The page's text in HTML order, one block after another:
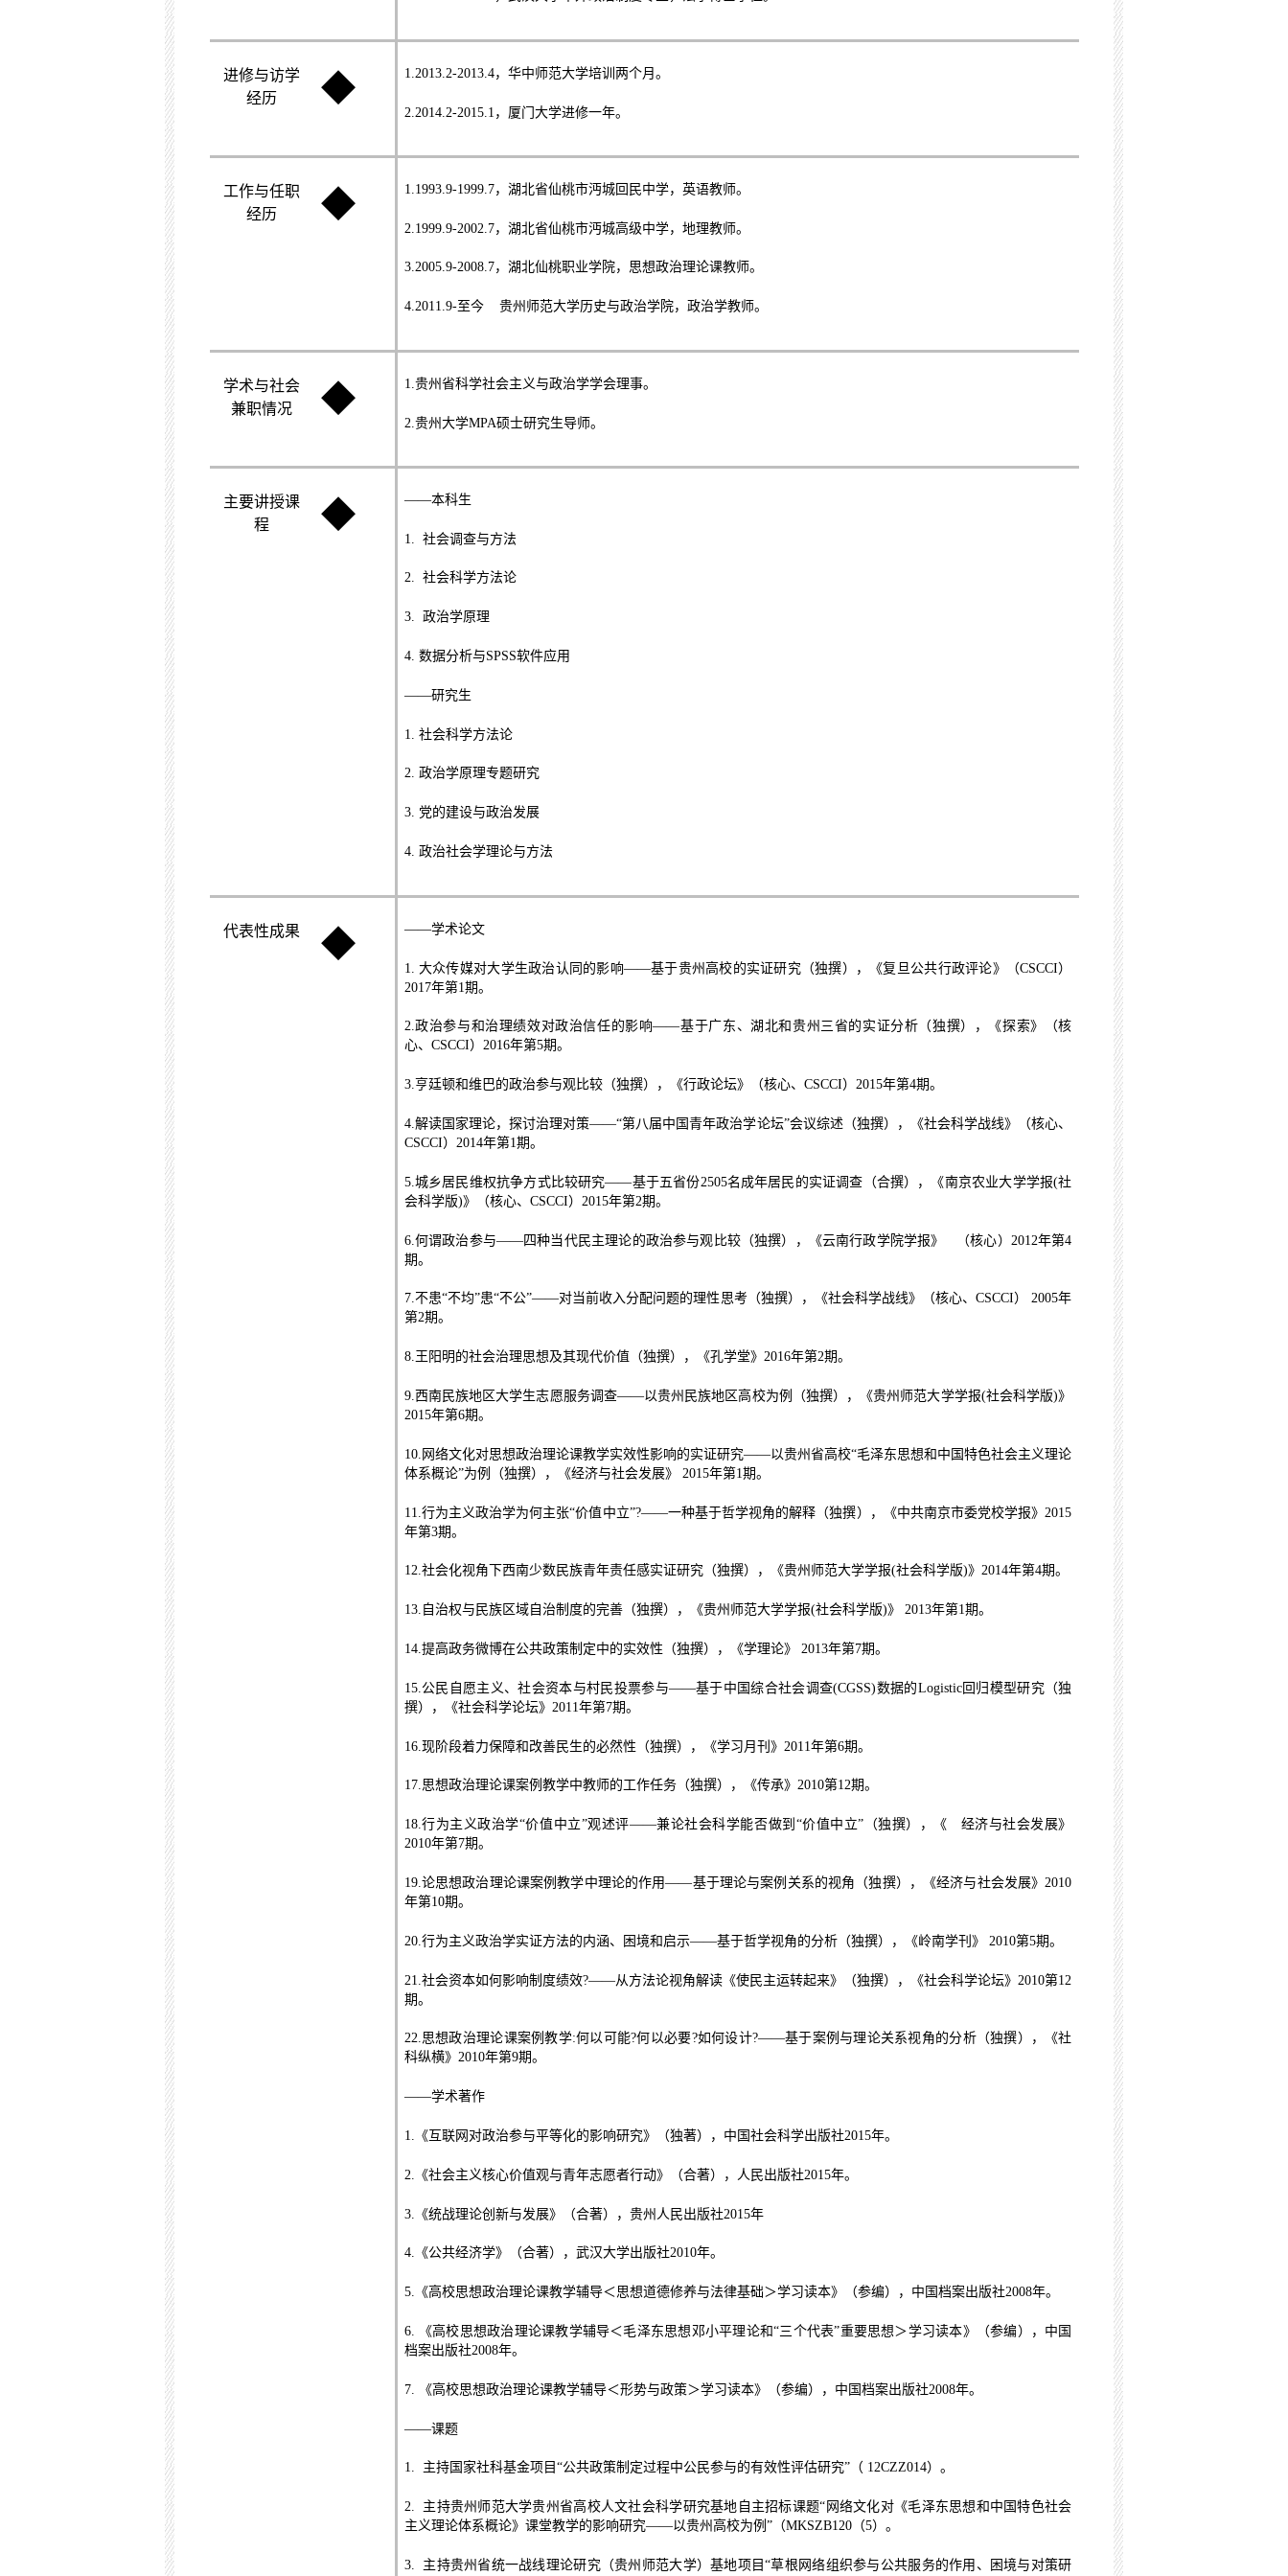
进修与访学
经历
◆ 1.2013.2-2013.4，华中师范大学培训两个月。
2.2014.2-2015.1 ，厦门大学进修一年。
工作与任职
经历
◆ 1.1993.9-1999.7，湖北省仙桃市沔城回民中学，英语教师。
2.1999.9-2002.7，湖北省仙桃市沔城高级中学，地理教师。
3.2005.9-2008.7，湖北仙桃职业学院，思想政治理论课教师。
4.2011.9-至今 贵州师范大学历史与政治学院，政治学教师。
学术与社会
兼职情况
◆ 1. 贵州省科学社会主义与政治学学会理事。
2. 贵州大学MPA硕士研究生导师。
主要讲授课
程
◆ ——本科生
1. 社会调查与方法
2. 社会科学方法论
3. 政治学原理
4. 数据分析与SPSS软件应用
——研究生
1. 社会科学方法论
2. 政治学原理专题研究
3. 党的建设与政治发展
4. 政治社会学理论与方法
代表性成果 ◆ ——学术论文
1. 大众传媒对大学生政治认同的影响——基于贵州高校的实证研究（独撰），《复旦公共行政评论》（CSCCI）
2017年第1期。
2.政治参与和治理绩效对政治信任的影响——基于广东、湖北和贵州三省的实证分析（独撰），《探索》（核
心、 CSCCI） 2016年第5期。
3.亨廷顿和维巴的政治参与观比较（独撰），《行政论坛》（核心、 CSCCI） 2015年第4期。
4. 解读国家理论，探讨治理对策——“第八届中国青年政治学论坛”会议综述（独撰），《社会科学战线》（核心、
CSCCI） 2014年第1 期。
5. 城乡居民维权抗争方式比较研究——基于五省份2505名成年居民的实证调查（合撰），《南京农业大学学报(社
会科学版)》（核心、 CSCCI） 2015年第2期。
6. 何谓政治参与——四种当代民主理论的政治参与观比较（独撰），《云南行政学院学报》 （核心） 2012年第4
期。
7.不患“不均”患“不公”——对当前收入分配问题的理性思考（独撰），《社会科学战线》（核心、CSCCI）2005年
第2期。
8. 王阳明的社会治理思想及其现代价值（独撰），《孔学堂》 2016年第2期。
9. 西南民族地区大学生志愿服务调查——以贵州民族地区高校为例（独撰），《贵州师范大学学报(社会科学版)》
2015年第6期。
10. 网络文化对思想政治理论课教学实效性影响的实证研究——以贵州省高校“毛泽东思想和中国特色社会主义理论
体系概论”为例（独撰），《经济与社会发展》
2015年第1 期。
11. 行为主义政治学为何主张“价值中立”?——一种基于哲学视角的解释（独撰），《中共南京市委党校学报》 2015
年第3期。
12.社会化视角下西南少数民族青年责任感实证研究（独撰），《贵州师范大学学报(社会科学版)》 2014年第4期。
13. 自治权与民族区域自治制度的完善（独撰），《贵州师范大学学报(社会科学版)》 2013年第1期。
14. 提高政务微博在公共政策制定中的实效性（独撰），《学理论》 2013年第7期。
15. 公民自愿主义、社会资本与村民投票参与——基于中国综合社会调查(CGSS)数据的Logistic回归模型研究（独
撰），《社会科学论坛》 2011 年第7期。
16. 现阶段着力保障和改善民生的必然性（独撰），《学习月刊》 2011年第6期。
17.思想政治理论课案例教学中教师的工作任务（独撰），《传承》 2010第12期。
18.行为主义政治学“价值中立”观述评——兼论社会科学能否做到“价值中立”（独撰），《 经济与社会发展》
2010年第7期。
19. 论思想政治理论课案例教学中理论的作用——基于理论与案例关系的视角（独撰），《经济与社会发展》 2010
年第10期。
20. 行为主义政治学实证方法的内涵、困境和启示——基于哲学视角的分析（独撰），《岭南学刊》 2010第5期。
21. 社会资本如何影响制度绩效?——从方法论视角解读《使民主运转起来》（独撰），《社会科学论坛》 2010第12
期。
22.思想政治理论课案例教学:何以可能?何以必要?如何设计?——基于案例与理论关系视角的分析（独撰），《社
科纵横》 2010年第9期。
——学术著作
1. 《互联网对政治参与平等化的影响研究》（独著），中国社会科学出版社2015年。
2. 《社会主义核心价值观与青年志愿者行动》（合著），人民出版社2015年。
3. 《统战理论创新与发展》（合著），贵州人民出版社2015年
4. 《公共经济学》（合著），武汉大学出版社2010年。
5. 《高校思想政治理论课教学辅导＜思想道德修养与法律基础＞学习读本》（参编），中国档案出版社2008年。
6.
《高校思想政治理论课教学辅导＜毛泽东思想邓小平理论和“三个代表”重要思想＞学习读本》（参编），中国
档案出版社2008年。
7. 《高校思想政治理论课教学辅导＜形势与政策＞学习读本》（参编），中国档案出版社2008年。
——课题
1. 主持国家社科基金项目“公共政策制定过程中公民参与的有效性评估研究”（ 12CZZ014）。
2. 主持贵州师范大学贵州省高校人文社会科学研究基地自主招标课题“网络文化对《毛泽东思想和中国特色社会
主义理论体系概论》课堂教学的影响研究——以贵州高校为例”（MKSZB120（5）。
3. 主持贵州省统一战线理论研究（贵州师范大学）基地项目“草根网络组织参与公共服务的作用、困境与对策研